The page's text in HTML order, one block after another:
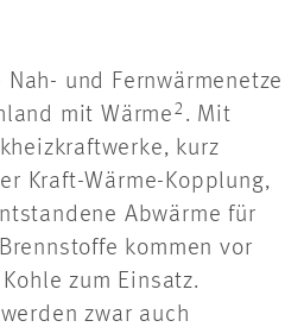
und Fernwärmenetze
mit Wärme 2 . Mit
kurz
Kraft-Wärme-Kopplung,
Abwärme für
kommen vor
zum Einsatz.
zwar auch